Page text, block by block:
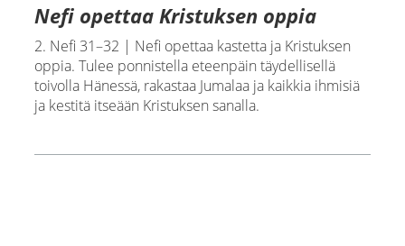
Nefi opettaa Kristuksen oppia
2. Nefi 31–32 | Nefi opettaa kastetta ja Kristuksen
oppia. Tulee ponnistella eteenpäin täydellisellä
toivolla Hänessä, rakastaa Jumalaa ja kaikkia ihmisiä
ja kestitä itseään Kristuksen sanalla.